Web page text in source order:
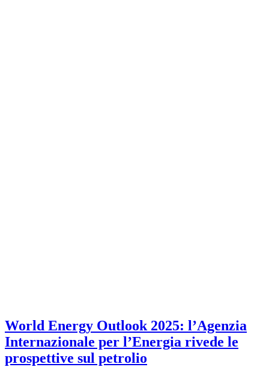
World Energy Outlook 2025: l’Agenzia
Internazionale per l’Energia rivede le
prospettive sul petrolio